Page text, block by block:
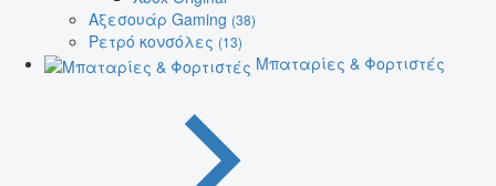
Αξεσουάρ Gaming (38)
Ρετρό κονσόλες (13)
Μπαταρίες & Φορτιστές